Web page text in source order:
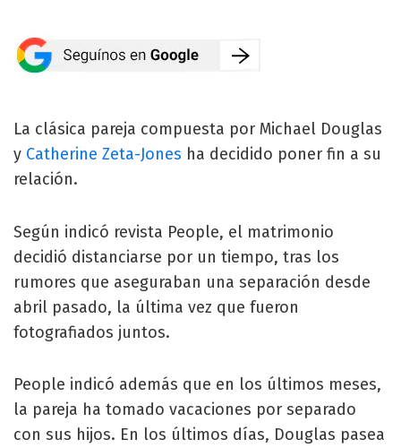
La clásica pareja compuesta por Michael Douglas
y Catherine Zeta-Jones ha decidido poner fin a su
relación.
Según indicó revista People, el matrimonio
decidió distanciarse por un tiempo, tras los
rumores que aseguraban una separación desde
abril pasado, la última vez que fueron
fotografiados juntos.
People indicó además que en los últimos meses,
la pareja ha tomado vacaciones por separado
con sus hijos. En los últimos días, Douglas pasea